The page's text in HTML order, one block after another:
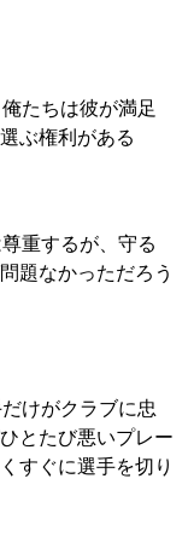
たちは彼が満足
ぶ権利がある
重するが、守る
題なかっただろう
けがクラブに忠
とたび悪いプレー
すぐに選手を切り